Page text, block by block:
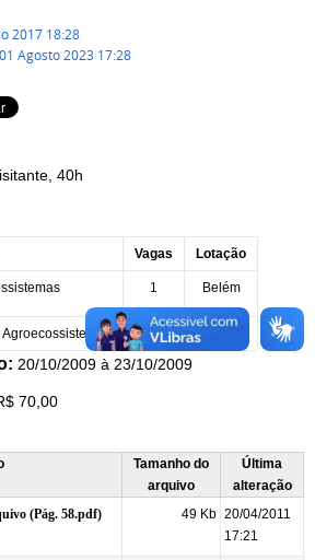
2017 18:28
Agosto 2023 17:28
40h
Vagas Lotação
1 Belém
1
20/10/2009 à 23/10/2009
70,00
Tamanho do
arquivo
Última
alteração
49 Kb 20/04/2011
17:21